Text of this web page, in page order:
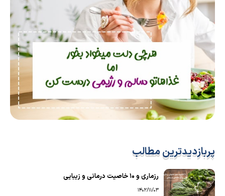
پربازدیدترین مطالب
رزماری و ۱۰ خاصیت درمانی و زیبایی
1402/11/03